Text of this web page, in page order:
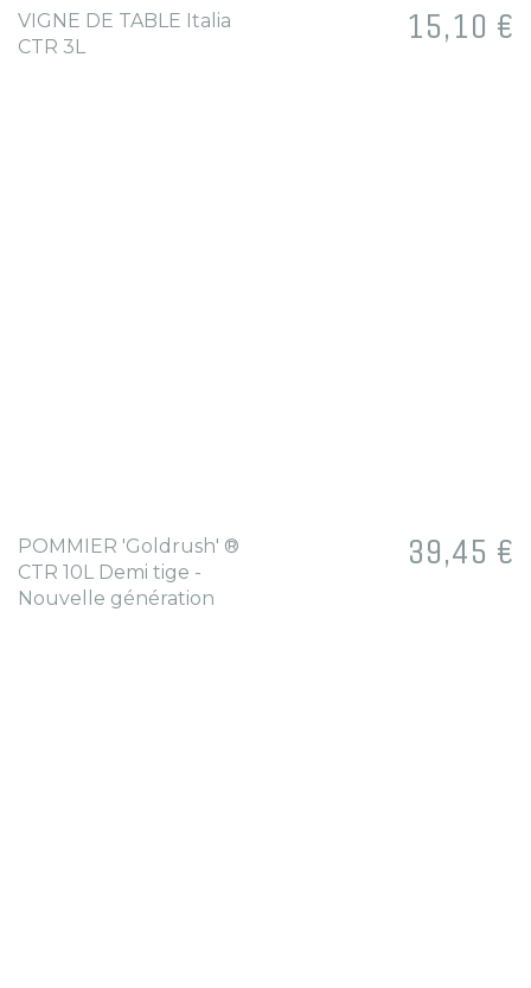
VIGNE DE TABLE Italia
CTR 3L
Prix
15,10 €
POMMIER 'Goldrush' ®
CTR 10L Demi tige -
Nouvelle génération
Prix
39,45 €